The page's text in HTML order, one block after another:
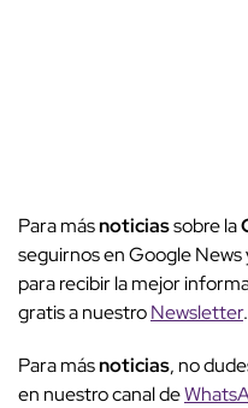
Para másnoticiassobre la
seguirnos en Google
para recibir la mejor
gratis a nuestroNewsletter.
Para másnoticias, no
en nuestro canal de